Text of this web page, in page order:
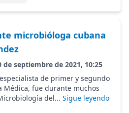
microbióloga cubana
de septiembre de 2021, 10:25
de primer y segundo
Médica, fue durante muchos
del... Sigue leyendo